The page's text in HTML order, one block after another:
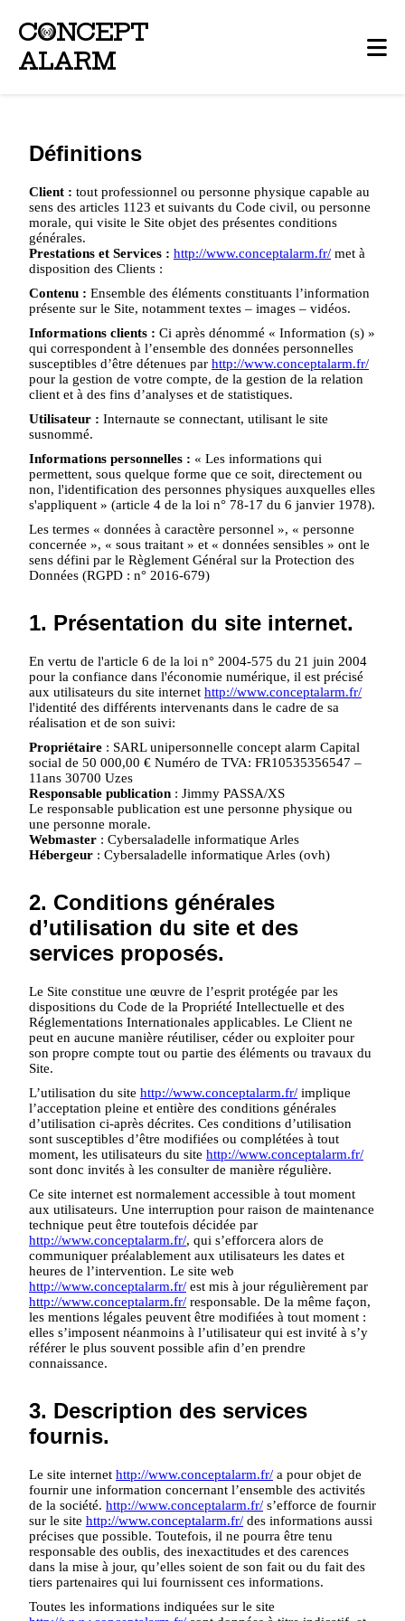
CONCEPT
ALARM
Définitions
Client : tout professionnel ou personne physique capable au
sens des articles 1123 et suivants du Code civil, ou personne
morale, qui visite le Site objet des présentes conditions
générales.
Prestations et Services : http://www.conceptalarm.fr/ met à
disposition des Clients :
Contenu : Ensemble des éléments constituants l’information
présente sur le Site, notamment textes – images – vidéos.
Informations clients : Ci après dénommé « Information (s) »
qui correspondent à l’ensemble des données personnelles
susceptibles d’être détenues par http://www.conceptalarm.fr/
pour la gestion de votre compte, de la gestion de la relation
client et à des fins d’analyses et de statistiques.
Utilisateur : Internaute se connectant, utilisant le site
susnommé.
Informations personnelles : « Les informations qui
permettent, sous quelque forme que ce soit, directement ou
non, l'identification des personnes physiques auxquelles elles
s'appliquent » (article 4 de la loi n° 78-17 du 6 janvier 1978).
Les termes « données à caractère personnel », « personne
concernée », « sous traitant » et « données sensibles » ont le
sens défini par le Règlement Général sur la Protection des
Données (RGPD : n° 2016-679)
1. Présentation du site internet.
En vertu de l'article 6 de la loi n° 2004-575 du 21 juin 2004
pour la confiance dans l'économie numérique, il est précisé
aux utilisateurs du site internet http://www.conceptalarm.fr/
l'identité des différents intervenants dans le cadre de sa
réalisation et de son suivi:
Propriétaire : SARL unipersonnelle concept alarm Capital
social de 50 000,00 € Numéro de TVA: FR10535356547 –
11ans 30700 Uzes
Responsable publication : Jimmy PASSA/XS
Le responsable publication est une personne physique ou
une personne morale.
Webmaster : Cybersaladelle informatique Arles
Hébergeur : Cybersaladelle informatique Arles (ovh)
2. Conditions générales
d’utilisation du site et des
services proposés.
Le Site constitue une œuvre de l’esprit protégée par les
dispositions du Code de la Propriété Intellectuelle et des
Réglementations Internationales applicables. Le Client ne
peut en aucune manière réutiliser, céder ou exploiter pour
son propre compte tout ou partie des éléments ou travaux du
Site.
L’utilisation du site http://www.conceptalarm.fr/ implique
l’acceptation pleine et entière des conditions générales
d’utilisation ci-après décrites. Ces conditions d’utilisation
sont susceptibles d’être modifiées ou complétées à tout
moment, les utilisateurs du site http://www.conceptalarm.fr/
sont donc invités à les consulter de manière régulière.
Ce site internet est normalement accessible à tout moment
aux utilisateurs. Une interruption pour raison de maintenance
technique peut être toutefois décidée par
http://www.conceptalarm.fr/, qui s’efforcera alors de
communiquer préalablement aux utilisateurs les dates et
heures de l’intervention. Le site web
http://www.conceptalarm.fr/ est mis à jour régulièrement par
http://www.conceptalarm.fr/ responsable. De la même façon,
les mentions légales peuvent être modifiées à tout moment :
elles s’imposent néanmoins à l’utilisateur qui est invité à s’y
référer le plus souvent possible afin d’en prendre
connaissance.
3. Description des services
fournis.
Le site internet http://www.conceptalarm.fr/ a pour objet de
fournir une information concernant l’ensemble des activités
de la société. http://www.conceptalarm.fr/ s’efforce de fournir
sur le site http://www.conceptalarm.fr/ des informations aussi
précises que possible. Toutefois, il ne pourra être tenu
responsable des oublis, des inexactitudes et des carences
dans la mise à jour, qu’elles soient de son fait ou du fait des
tiers partenaires qui lui fournissent ces informations.
Toutes les informations indiquées sur le site